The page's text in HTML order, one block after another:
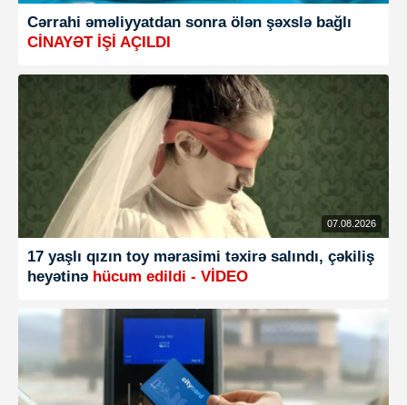
Cərrahi əməliyyatdan sonra ölən şəxslə bağlı
CİNAYƏT İŞİ AÇILDI
07.08.2026
17 yaşlı qızın toy mərasimi təxirə salındı, çəkiliş
heyətinə hücum edildi - VİDEO